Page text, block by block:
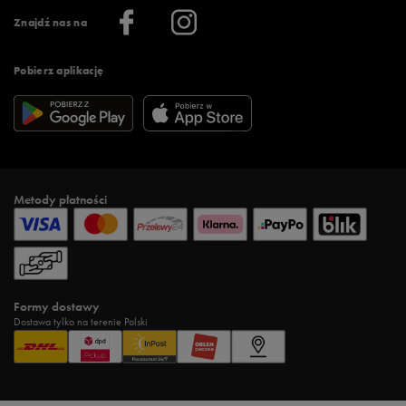
Znajdź nas na
Pobierz aplikację
Więcej regulaminów >
Informacje o firmie
Metody płatności
Formy dostawy
Dostawa tylko na terenie Polski